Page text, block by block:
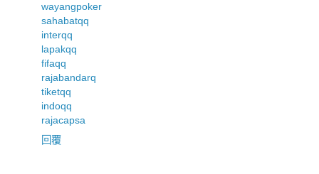
wayangpoker
sahabatqq
interqq
lapakqq
fifaqq
rajabandarq
tiketqq
indoqq
rajacapsa
回覆